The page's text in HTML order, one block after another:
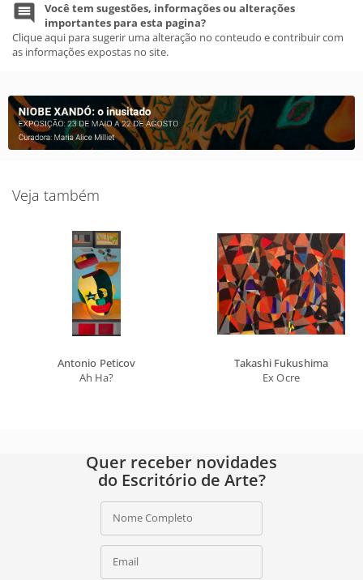
Você tem sugestões, informações ou alterações
importantes para esta pagina?
Clique aqui para sugerir uma alteração no conteudo e contribuir com
as informações expostas no site.
Veja também
Antonio Peticov
Ah Ha?
Takashi Fukushima
Ex Ocre
Quer receber novidades
do Escritório de Arte?
Nome Completo
Email